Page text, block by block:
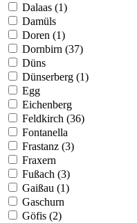
Dalaas (1)
Damüls
Doren (1)
Dornbirn (37)
Düns
Dünserberg (1)
Egg
Eichenberg
Feldkirch (36)
Fontanella
Frastanz (3)
Fraxern
Fußach (3)
Gaißau (1)
Gaschurn
Göfis (2)